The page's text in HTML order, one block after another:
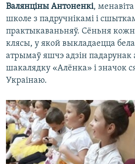
Валянціны Антоненкі,
школе з падручнікамі і
практыкаваньняў. Сёньня
клясы, у якой выкладаецца
атрымаў яшчэ адзін
шакалядку «Алёнка» і значок
Украінаю.